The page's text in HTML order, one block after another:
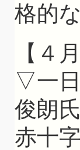
格的
【４月
▽一
俊朗
赤十